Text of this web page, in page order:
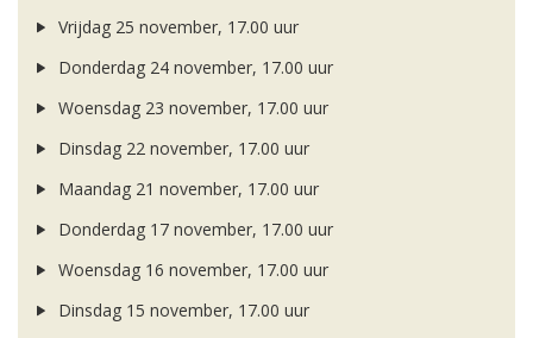
Vrijdag 25 november, 17.00 uur
Donderdag 24 november, 17.00 uur
Woensdag 23 november, 17.00 uur
Dinsdag 22 november, 17.00 uur
Maandag 21 november, 17.00 uur
Donderdag 17 november, 17.00 uur
Woensdag 16 november, 17.00 uur
Dinsdag 15 november, 17.00 uur